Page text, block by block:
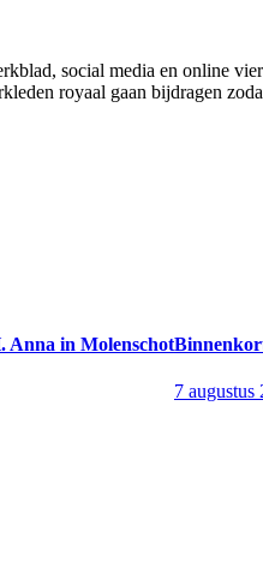
social media en online
royaal gaan bijdragen
Anna in Molenschot
7 augustus